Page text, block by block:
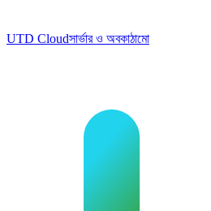
UTD Cloudসার্ভার ও অবকাঠামো